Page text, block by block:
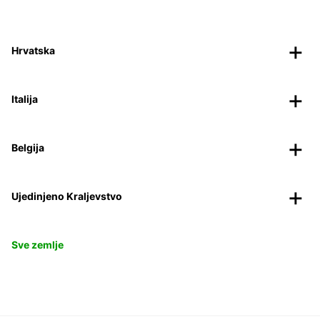
Hrvatska
Italija
Belgija
Ujedinjeno Kraljevstvo
Sve zemlje